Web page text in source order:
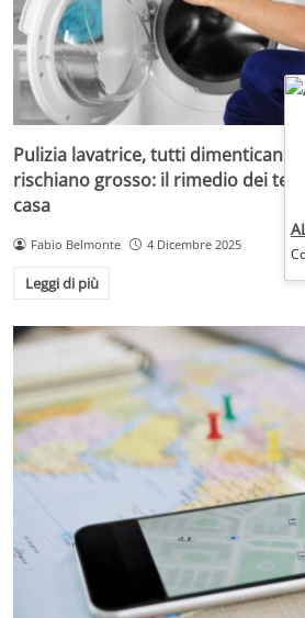
Pulizia lavatrice, tutti dimenticano
rischiano grosso: il rimedio dei
casa
Fabio Belmonte 4 Dicembre 2025
Leggi di più